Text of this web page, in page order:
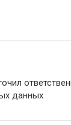
данных